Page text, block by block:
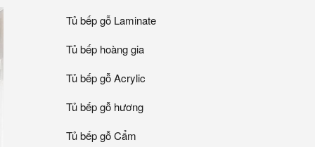
Tủ bếp gỗ Laminate
Tủ bếp hoàng gia
Tủ bếp gỗ Acrylic
Tủ bếp gỗ hương
Tủ bếp gỗ Cẩm